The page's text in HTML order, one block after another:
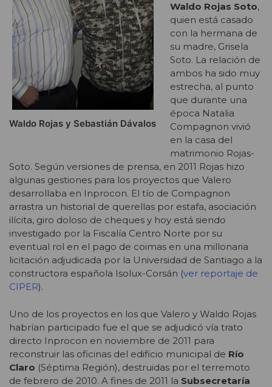
Waldo Rojas y Sebastián Dávalos
Waldo Rojas Soto,
quien está casado
con la hermana de
su madre, Grisela
Soto. La relación de
ambos ha sido muy
estrecha, al punto
que durante una
época Natalia
Compagnon vivió
en la casa del
matrimonio Rojas-
Soto. Según versiones de prensa, en 2011 Rojas hizo
algunas gestiones para los proyectos que Valero
desarrollaba en Inprocon. El tío de Compagnon
arrastra un historial de querellas por estafa, asociación
ilícita, giro doloso de cheques y hoy está siendo
investigado por la Fiscalía Centro Norte por su
eventual rol en el pago de coimas en una millonaria
licitación adjudicada por la Universidad de Santiago a la
constructora española Isolux-Corsán (ver reportaje de
CIPER).
Uno de los proyectos en los que Valero y Waldo Rojas
habrían participado fue el que se adjudicó vía trato
directo Inprocon en noviembre de 2011 para
reconstruir las oficinas del edificio municipal de Río
Claro (Séptima Región), destruidas por el terremoto
de febrero de 2010. A fines de 2011 la Subsecretaría